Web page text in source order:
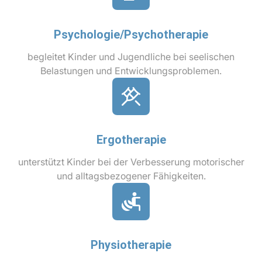
Psychologie/Psychotherapie
begleitet Kinder und Jugendliche bei seelischen
Belastungen und Entwicklungsproblemen.
Ergotherapie
unterstützt Kinder bei der Verbesserung motorischer
und alltagsbezogener Fähigkeiten.
Physiotherapie